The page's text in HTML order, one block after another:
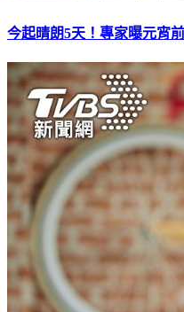
今起晴朗5天！專家曝元宵